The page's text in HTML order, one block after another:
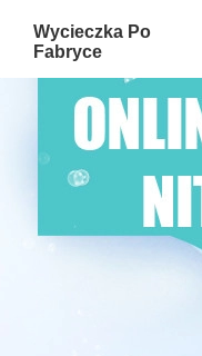
Wycieczka Po
Fabryce